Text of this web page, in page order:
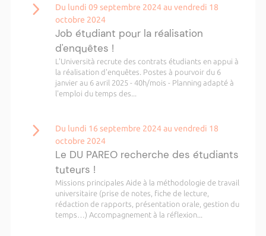
Du lundi 09 septembre 2024 au vendredi 18
octobre 2024
Job étudiant pour la réalisation
d'enquêtes !
L'Università recrute des contrats étudiants en appui à
la réalisation d'enquêtes. Postes à pourvoir du 6
janvier au 6 avril 2025 - 40h/mois - Planning adapté à
l'emploi du temps des...
Du lundi 16 septembre 2024 au vendredi 18
octobre 2024
Le DU PAREO recherche des étudiants
tuteurs !
Missions principales Aide à la méthodologie de travail
universitaire (prise de notes, fiche de lecture,
rédaction de rapports, présentation orale, gestion du
temps…) Accompagnement à la réflexion...